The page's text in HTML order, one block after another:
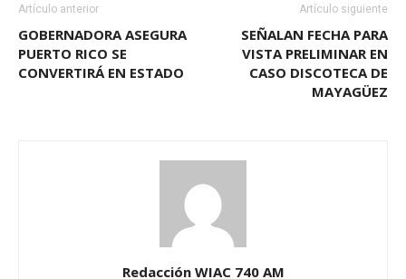
Artículo anterior
GOBERNADORA ASEGURA
PUERTO RICO SE
CONVERTIRÁ EN ESTADO
Artículo siguiente
SEÑALAN FECHA PARA
VISTA PRELIMINAR EN
CASO DISCOTECA DE
MAYAGÜEZ
Redacción WIAC 740 AM